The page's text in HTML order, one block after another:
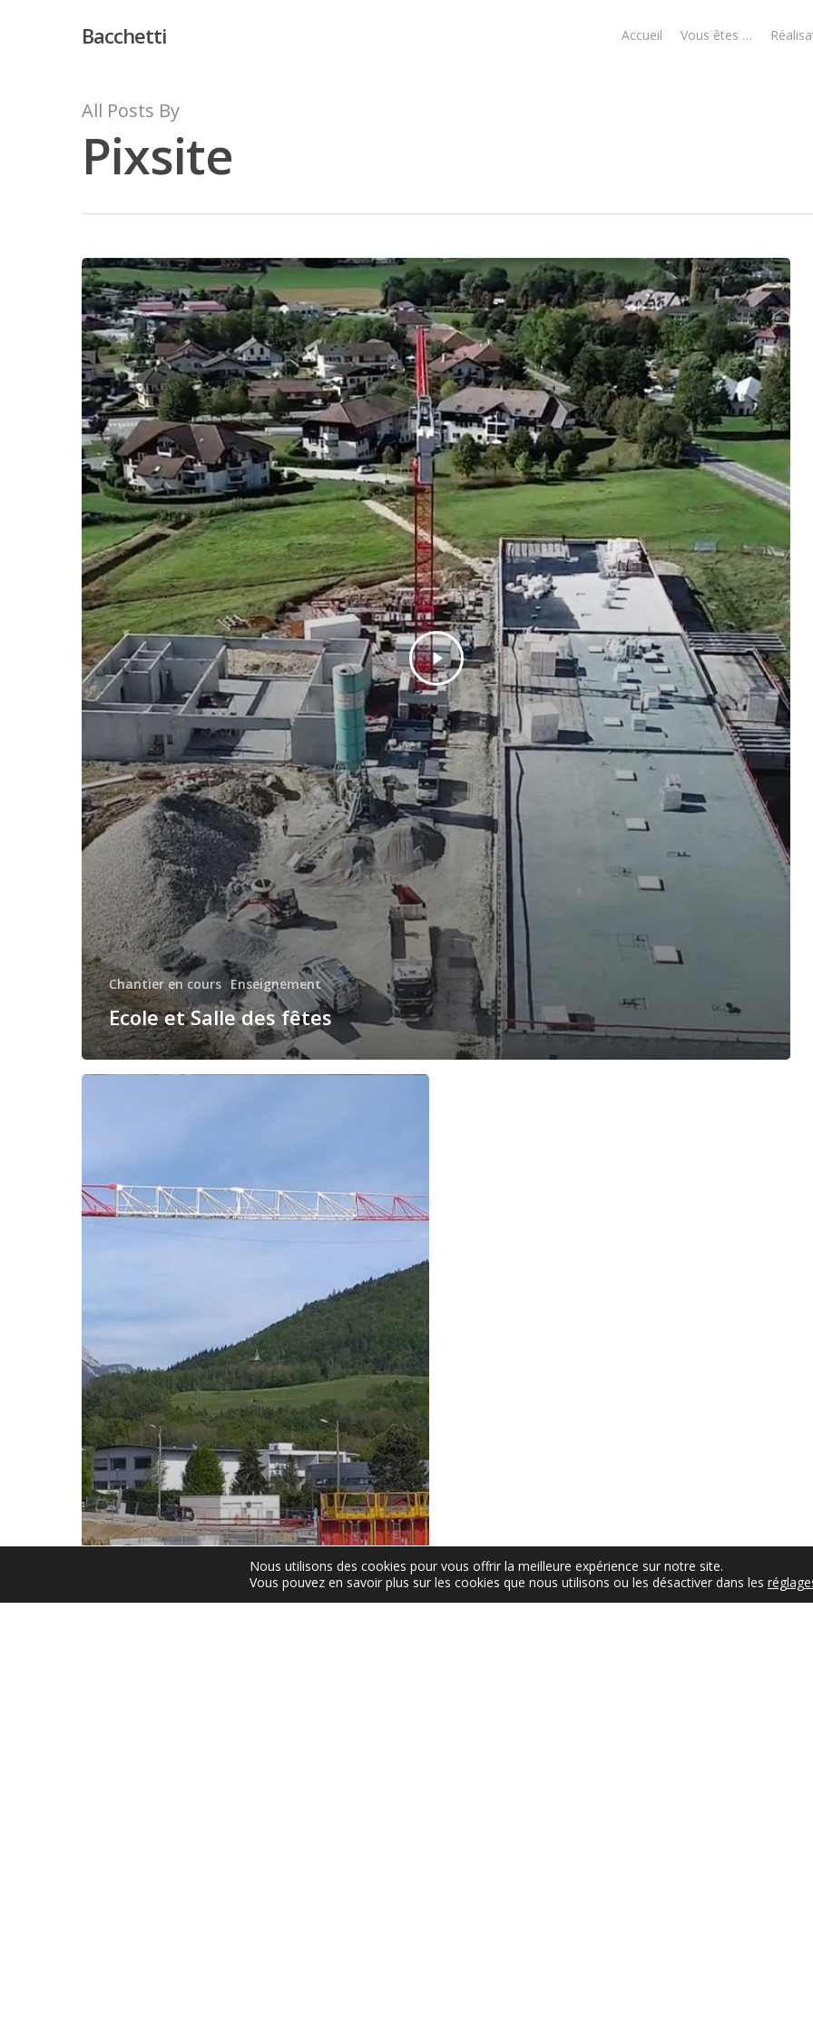
Hit enter to search or ESC to close
Bacchetti Accueil Vous êtes …
All Posts By
Pixsite
Chantier en cours Enseignement
Ecole et Salle des fêtes
Nous utilisons des cookies pour vous offrir la meilleure expérience sur notre site.
Vous pouvez en savoir plus sur les cookies que nous utilisons ou les désactiver dans les